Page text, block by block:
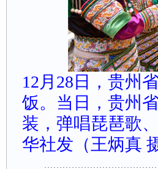
12月28日，贵州
饭。 当日，贵州
装，弹唱琵琶歌
华社发（王炳真